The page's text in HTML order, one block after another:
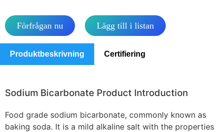
Förfrågan nu Lägg till i listan
Produktbeskrivning Certifiering
Sodium Bicarbonate Product Introduction
Food grade sodium bicarbonate, commonly known as
baking soda. It is a mild alkaline salt with the properties